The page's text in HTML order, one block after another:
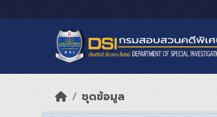
ชุดข้อมูล